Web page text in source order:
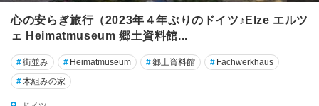
エ
ン
エ
心の安らぎ旅行（2023年４年ぶりのドイツ♪Elze エルツ
ェ Heimatmuseum 郷土資料館...
#街並み # Heimatmuseum #郷土資料館 # Fachwerkhaus
# 木組みの家